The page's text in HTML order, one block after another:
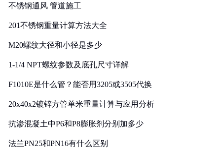
不锈钢通风 管道施工
201不锈钢重量计算方法大全
M20螺纹大径和小径是多少
1-1/4 NPT螺纹参数及底孔尺寸详解
F1010E是什么管？能否用3205或3505代换
20x40x2镀锌方管单米重量计算与应用分析
抗渗混凝土中P6和P8膨胀剂分别加多少
法兰PN25和PN16有什么区别